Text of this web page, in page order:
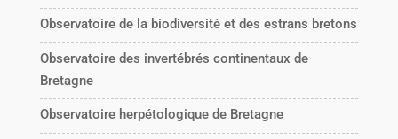
Observatoire de la biodiversité et des estrans bretons
Observatoire des invertébrés continentaux de
Bretagne
Observatoire herpétologique de Bretagne